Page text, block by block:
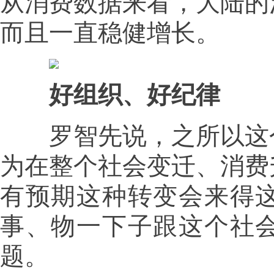
而且一直稳健增长。
好组织、好纪律
罗智先说，之所以这
为在整个社会变迁、消
有预期这种转变会来得
事、物一下子跟这个社
题。